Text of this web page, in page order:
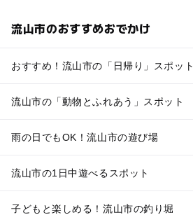
流山市のおすすめおでかけ
おすすめ！流山市の「日帰り」スポット
流山市の「動物とふれあう」スポット
雨の日でもOK！流山市の遊び場
流山市の1日中遊べるスポット
子どもと楽しめる！流山市の釣り堀